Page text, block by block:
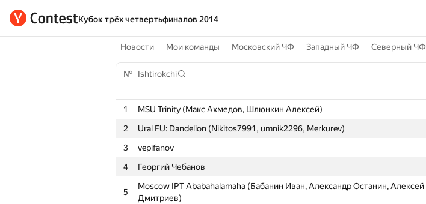
Кубок трёх четвертьфиналов 2014
Новости Мои команды Московский ЧФ Западный ЧФ Северный ЧФ
№ Ishtirokchi
1 MSU Trinity (Макс Ахмедов, Шлюнкин Алексей)
2
Ural FU: Dandelion (Nikitos7991, umnik2296, Merkurev)
3
vepifanov
4
Георгий Чебанов
5
Moscow IPT Ababahalamaha (Бабанин Иван, Александр Останин, Алексей
Дмитриев)